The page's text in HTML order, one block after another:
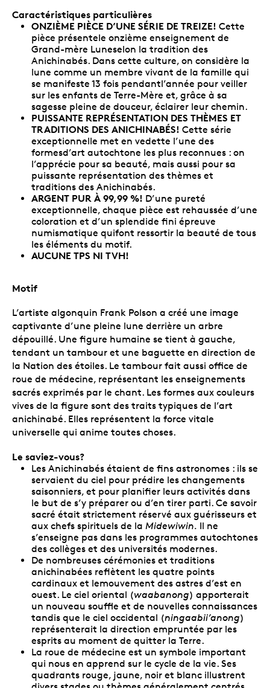
Caractéristiques particulières
ONZIÈME PIÈCE D’UNE SÉRIE DE TREIZE! Cette
pièce présentele onzième enseignement de
Grand-mère Luneselon la tradition des
Anichinabés. Dans cette culture, on considère la
lune comme un membre vivant de la famille qui
se manifeste 13 fois pendantl’année pour veiller
sur les enfants de Terre-Mère et, grâce à sa
sagesse pleine de douceur, éclairer leur chemin.
PUISSANTE REPRÉSENTATION DES THÈMES ET
TRADITIONS DES ANICHINABÉS! Cette série
exceptionnelle met en vedette l’une des
formesd’art autochtone les plus reconnues : on
l’apprécie pour sa beauté, mais aussi pour sa
puissante représentation des thèmes et
traditions des Anichinabés.
ARGENT PUR À 99,99 %! D’une pureté
exceptionnelle, chaque pièce est rehaussée d’une
coloration et d’un splendide fini épreuve
numismatique quifont ressortir la beauté de tous
les éléments du motif.
AUCUNE TPS NI TVH!
Motif
L’artiste algonquin Frank Polson a créé une image
captivante d’une pleine lune derrière un arbre
dépouillé. Une figure humaine se tient à gauche,
tendant un tambour et une baguette en direction de
la Nation des étoiles. Le tambour fait aussi office de
roue de médecine, représentant les enseignements
sacrés exprimés par le chant. Les formes aux couleurs
vives de la figure sont des traits typiques de l’art
anichinabé. Elles représentent la force vitale
universelle qui anime toutes choses.
Le saviez-vous?
Les Anichinabés étaient de fins astronomes : ils se
servaient du ciel pour prédire les changements
saisonniers, et pour planifier leurs activités dans
le but de s’y préparer ou d’en tirer parti. Ce savoir
sacré était strictement réservé aux guérisseurs et
aux chefs spirituels de la Midewiwin. Il ne
s’enseigne pas dans les programmes autochtones
des collèges et des universités modernes.
De nombreuses cérémonies et traditions
anichinabées reflètent les quatre points
cardinaux et lemouvement des astres d’est en
ouest. Le ciel oriental (waabanong) apporterait
un nouveau souffle et de nouvelles connaissances
tandis que le ciel occidental (ningaabii’anong)
représenterait la direction empruntée par les
esprits au moment de quitter la Terre.
La roue de médecine est un symbole important
qui nous en apprend sur le cycle de la vie. Ses
quadrants rouge, jaune, noir et blanc illustrent